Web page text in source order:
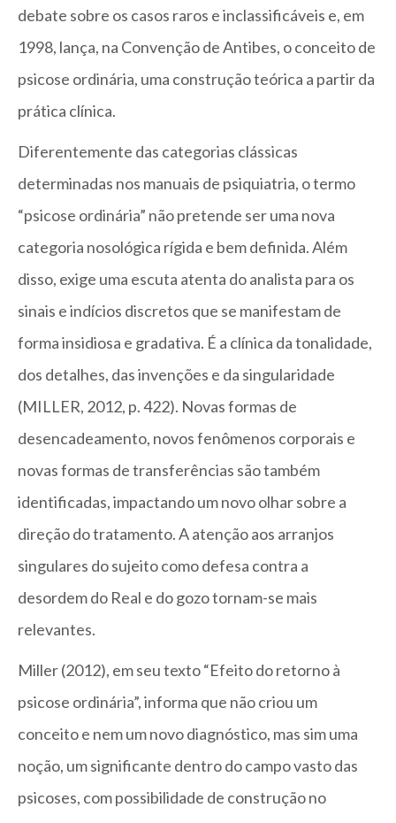
debate sobre os casos raros e inclassificáveis e, em
1998, lança, na Convenção de Antibes, o conceito de
psicose ordinária, uma construção teórica a partir da
prática clínica.
Diferentemente das categorias clássicas
determinadas nos manuais de psiquiatria, o termo
“psicose ordinária” não pretende ser uma nova
categoria nosológica rígida e bem definida. Além
disso, exige uma escuta atenta do analista para os
sinais e indícios discretos que se manifestam de
forma insidiosa e gradativa. É a clínica da tonalidade,
dos detalhes, das invenções e da singularidade
(MILLER, 2012, p. 422). Novas formas de
desencadeamento, novos fenômenos corporais e
novas formas de transferências são também
identificadas, impactando um novo olhar sobre a
direção do tratamento. A atenção aos arranjos
singulares do sujeito como defesa contra a
desordem do Real e do gozo tornam-se mais
relevantes.
Miller (2012), em seu texto “Efeito do retorno à
psicose ordinária”, informa que não criou um
conceito e nem um novo diagnóstico, mas sim uma
noção, um significante dentro do campo vasto das
psicoses, com possibilidade de construção no